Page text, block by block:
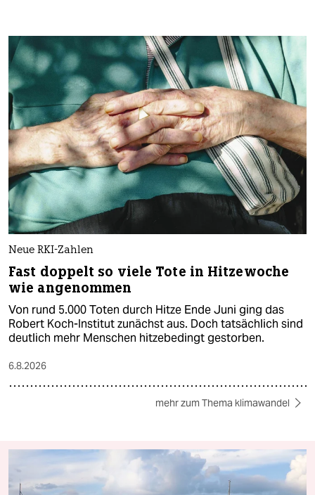
Neue RKI-Zahlen
Fast doppelt so viele Tote in Hitzewoche
wie angenommen
Von rund 5.000 Toten durch Hitze Ende Juni ging das
Robert Koch-Institut zunächst aus. Doch tatsächlich sind
deutlich mehr Menschen hitzebedingt gestorben.
6.8.2026
mehr zum Thema klimawandel